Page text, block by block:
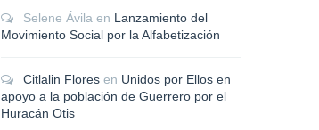
Selene Ávila en Lanzamiento del
Movimiento Social por la Alfabetización
Citlalin Flores en Unidos por Ellos en
apoyo a la población de Guerrero por el
Huracán Otis